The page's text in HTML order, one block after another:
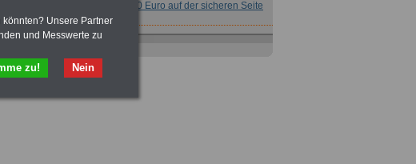
Frauen im
für nur 7,50 Euro auf der sicheren Seite
Unsere Partner
und Messwerte zu
Nein
zu!